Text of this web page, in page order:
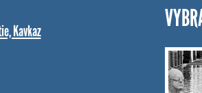
Kavkaz